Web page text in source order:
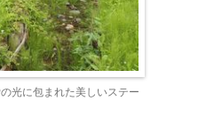
光に包まれた美しいステー